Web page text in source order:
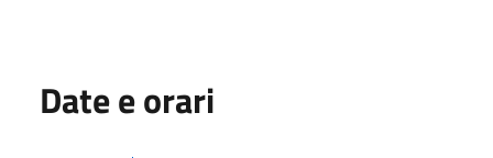
Date e orari